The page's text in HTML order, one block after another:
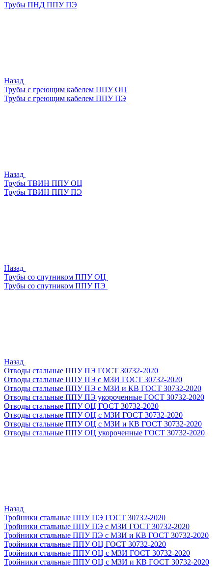
Трубы ПНД ППУ ПЭ
Назад
Трубы с греющим кабелем ППУ ОЦ
Трубы с греющим кабелем ППУ ПЭ
Назад
Трубы ТВИН ППУ ОЦ
Трубы ТВИН ППУ ПЭ
Назад
Трубы со спутником ППУ ОЦ
Трубы со спутником ППУ ПЭ
Назад
Отводы стальные ППУ ПЭ ГОСТ 30732-2020
Отводы стальные ППУ ПЭ с МЗИ ГОСТ 30732-2020
Отводы стальные ППУ ПЭ с МЗИ и КВ ГОСТ 30732-2020
Отводы стальные ППУ ПЭ укороченные ГОСТ 30732-2020
Отводы стальные ППУ ОЦ ГОСТ 30732-2020
Отводы стальные ППУ ОЦ с МЗИ ГОСТ 30732-2020
Отводы стальные ППУ ОЦ с МЗИ и КВ ГОСТ 30732-2020
Отводы стальные ППУ ОЦ укороченные ГОСТ 30732-2020
Назад
Тройники стальные ППУ ПЭ ГОСТ 30732-2020
Тройники стальные ППУ ПЭ с МЗИ ГОСТ 30732-2020
Тройники стальные ППУ ПЭ с МЗИ и КВ ГОСТ 30732-2020
Тройники стальные ППУ ОЦ ГОСТ 30732-2020
Тройники стальные ППУ ОЦ с МЗИ ГОСТ 30732-2020
Тройники стальные ППУ ОЦ с МЗИ и КВ ГОСТ 30732-2020